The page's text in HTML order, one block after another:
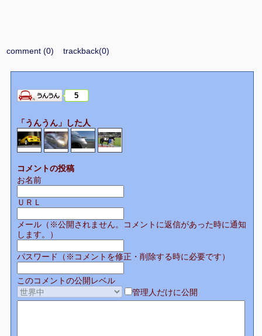
comment (0) trackback(0)
5
「うんうん」した人
コメントの投稿
お名前
ＵＲＬ
メール（※公開されません。コメントに返信があった時に通知
します。）
パスワード（※コメントを修正・削除する時に必要です）
このコメントの公開レベル
管理人だけに公開